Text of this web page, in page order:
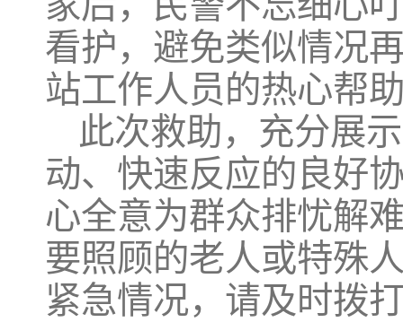
看护，避免类似情况
站工作人员的热心帮
此次救助，充分展
动、快速反应的良好
心全意为群众排忧解
要照顾的老人或特殊
紧急情况，请及时拨